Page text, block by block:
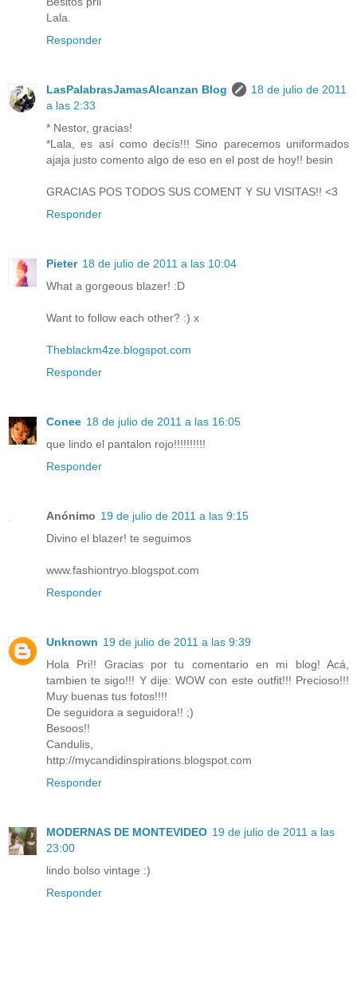
Lala.
Responder
LasPalabrasJamasAlcanzan Blog
18 de julio de 2011
a las 2:33
* Nestor, gracias!
*Lala, es así como decís!!! Sino parecemos uniformados
ajaja justo comento algo de eso en el post de hoy!! besin
GRACIAS POS TODOS SUS COMENT Y SU VISITAS!! <3
Responder
Pieter 18 de julio de 2011 a las 10:04
What a gorgeous blazer! :D
Want to follow each other? :) x
Theblackm4ze.blogspot.com
Responder
Conee 18 de julio de 2011 a las 16:05
que lindo el pantalon rojo!!!!!!!!!!
Responder
Anónimo 19 de julio de 2011 a las 9:15
Divino el blazer! te seguimos
www.fashiontryo.blogspot.com
Responder
Unknown 19 de julio de 2011 a las 9:39
Hola Pri!! Gracias por tu comentario en mi blog! Acá,
tambien te sigo!!! Y dije: WOW con este outfit!!! Precioso!!!
Muy buenas tus fotos!!!!
De seguidora a seguidora!! ;)
Besoos!!
Candulis,
http://mycandidinspirations.blogspot.com
Responder
MODERNAS DE MONTEVIDEO 19 de julio de 2011 a las
23:00
lindo bolso vintage :)
Responder